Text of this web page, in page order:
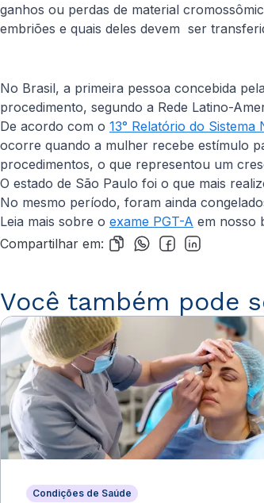
ganhos ou perdas de material
embriões e quais deles devem ser
No Brasil, a primeira pessoa concebida
procedimento, segundo a Rede Latino-
De acordo com o 13° Relatório do
ocorre quando a mulher recebe estímulo
procedimentos, o que representou um
O estado de São Paulo foi o que mais
No mesmo período, foram ainda
Leia mais sobre o exame PGT-A em nosso
Compartilhar em:
Você também pode
Condições de Saúde